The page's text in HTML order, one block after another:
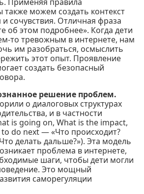
также можем создать контекст
и сочувствия. Отличная фраза
об этом подробнее». Когда дети
то тревожным в интернете, нам
им разобраться, осмыслить
этот опыт. Проявление
создать безопасный
решение проблем.
о диалоговых структурах
и в частности
is going on, What is the impact,
do next — «Что происходит?
делать дальше?»). Эта модель
проблема в интернете,
шаги, чтобы дети могли
Это мощный
саморегуляции